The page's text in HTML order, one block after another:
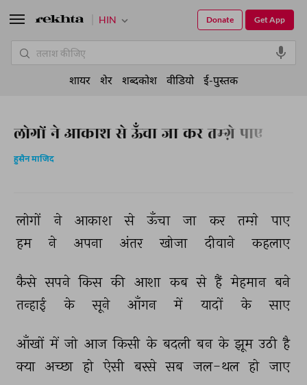
लोगों ने आकाश से ऊँचा जा कर तम्ग़े पाए
हुसैन माजिद
लोगों ने आकाश से ऊँचा जा कर तम्ग़े
पाए
हम
ने अपना अंतर खोजा दीवाने कहलाए
कैसे सपने किस की आशा कब से हैं मेहमान बने
तन्हाई
के सूने आँगन में यादों के साए
आँखों में जो आज किसी के बदली बन के झूम उठी है
क्या अच्छा हो ऐसी बरसे सब जल-थल हो जाए
HIN Get App
Donate
शायर शेर शब्दकोश वीडियो ई-पुस्तक